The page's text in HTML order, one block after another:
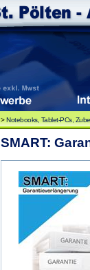
>Notebooks, Tablet-PCs,
SMART: